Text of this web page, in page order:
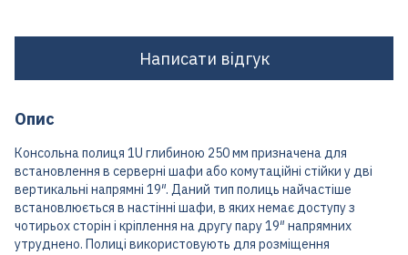
Написати відгук
Опис
Консольна полиця 1U глибиною 250 мм призначена для
встановлення в серверні шафи або комутаційні стійки у дві
вертикальні напрямні 19″. Даний тип полиць найчастіше
встановлюється в настінні шафи, в яких немає доступу з
чотирьох сторін і кріплення на другу пару 19″ напрямних
утруднено. Полиці використовують для розміщення